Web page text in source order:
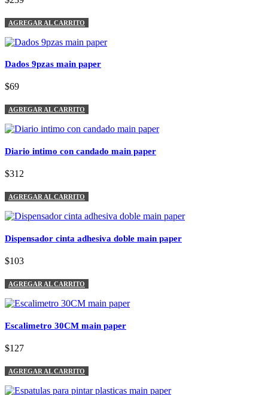
AGREGAR AL CARRITO
Dados 9pzas main paper
$69
AGREGAR AL CARRITO
Diario intimo con candado main paper
$312
AGREGAR AL CARRITO
Dispensador cinta adhesiva doble main paper
$103
AGREGAR AL CARRITO
Escalimetro 30CM main paper
$127
AGREGAR AL CARRITO